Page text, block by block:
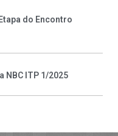
do Encontro
NBC ITP 1/2025